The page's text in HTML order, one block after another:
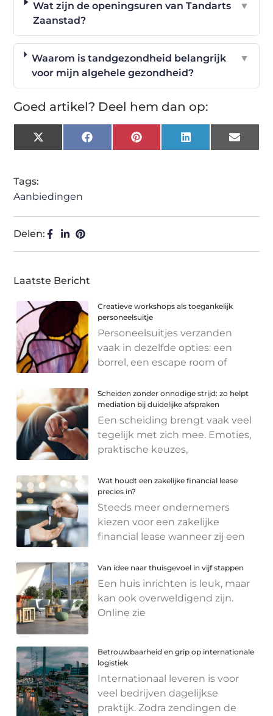
Wat zijn de openingsuren van Tandarts
Zaanstad?
▼
Waarom is tandgezondheid belangrijk
voor mijn algehele gezondheid?
▼
Goed artikel? Deel hem dan op:
X
(Twitter)
FacebookPinterest LinkedIn Email
Tags:
Aanbiedingen
Delen:
Laatste Bericht
Creatieve workshops als toegankelijk
personeelsuitje
Personeelsuitjes verzanden
vaak in dezelfde opties: een
borrel, een escape room of
Scheiden zonder onnodige strijd: zo helpt
mediation bij duidelijke afspraken
Een scheiding brengt vaak veel
tegelijk met zich mee. Emoties,
praktische keuzes,
Wat houdt een zakelijke financial lease
precies in?
Steeds meer ondernemers
kiezen voor een zakelijke
financial lease wanneer zij een
Van idee naar thuisgevoel in vijf stappen
Een huis inrichten is leuk, maar
kan ook overweldigend zijn.
Online zie
Betrouwbaarheid en grip op internationale
logistiek
Internationaal leveren is voor
veel bedrijven dagelijkse
praktijk. Zodra zendingen de